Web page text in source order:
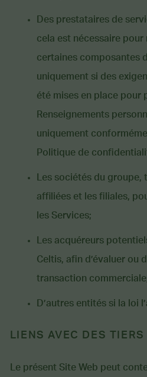
Des prestataires de
cela est nécessaire
certaines composantes
uniquement si des
été mises en place pour
Renseignements
uniquement
Politique de
Les sociétés du
affiliées et les filiales,
les Services;
Les acquéreurs
Celtis, afin d’évaluer ou
transaction
D’autres entités si la loi
LIENS AVEC DES TIERS
Le présent Site Web peut